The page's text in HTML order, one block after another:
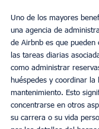
Uno de los mayores
una agencia de
de Airbnb es que pueden
las tareas diarias
como administrar
huéspedes y coordinar la
mantenimiento. Esto
concentrarse en otros
su carrera o su vida